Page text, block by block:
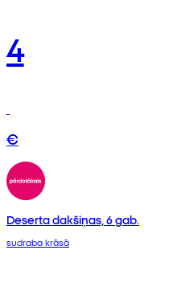
4
€
Deserta dakšiņas, 6 gab.
sudraba krāsā